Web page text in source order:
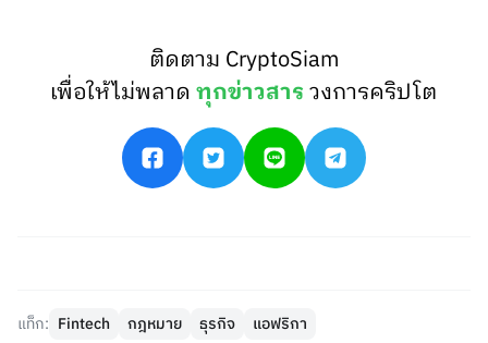
ติดตาม CryptoSiam
เพื่อให้ไม่พลาดทุกข่าวสารวงการคริปโต
แท็ก: Fintech กฎหมาย ธุรกิจ แอฟริกา